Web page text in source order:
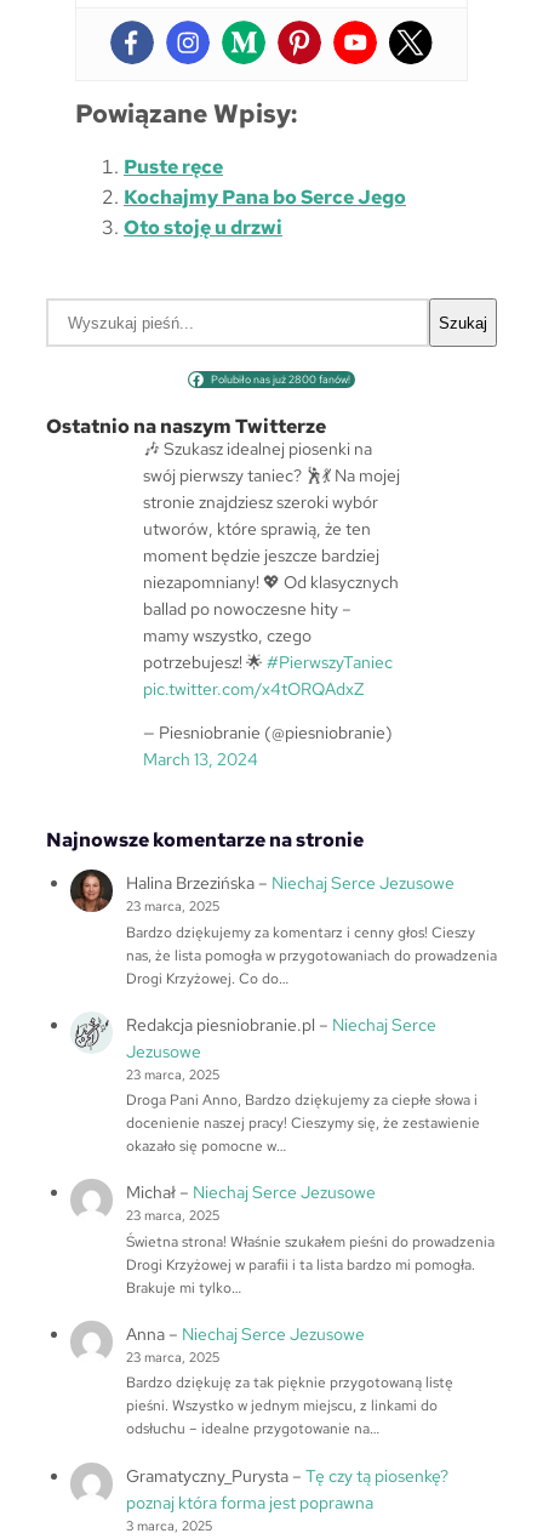
Powiązane Wpisy:
Puste ręce
Kochajmy Pana bo Serce Jego
Oto stoję u drzwi
a
Szukaj
Polubiło nas już 2800 fanów!
Ostatnio na naszym Twitterze
🎶 Szukasz idealnej piosenki na
swój pierwszy taniec? 🕺💃 Na mojej
stronie znajdziesz szeroki wybór
utworów, które sprawią, że ten
moment będzie jeszcze bardziej
niezapomniany! 💖 Od klasycznych
ballad po nowoczesne hity –
mamy wszystko, czego
potrzebujesz! 🌟 #PierwszyTaniec
pic.twitter.com/x4tORQAdxZ
— Piesniobranie (@piesniobranie)
March 13, 2024
Najnowsze komentarze na stronie
Halina Brzezińska– Niechaj Serce Jezusowe
23 marca, 2025
Bardzo dziękujemy za komentarz i cenny głos! Cieszy
nas, że lista pomogła w przygotowaniach do prowadzenia
Drogi Krzyżowej. Co do…
Redakcja piesniobranie.pl – Niechaj Serce
Jezusowe
23 marca, 2025
Droga Pani Anno, Bardzo dziękujemy za ciepłe słowa i
docenienie naszej pracy! Cieszymy się, że zestawienie
okazało się pomocne w…
Michał– Niechaj Serce Jezusowe
23 marca, 2025
Świetna strona! Właśnie szukałem pieśni do prowadzenia
Drogi Krzyżowej w parafii i ta lista bardzo mi pomogła.
Brakuje mi tylko…
Anna– Niechaj Serce Jezusowe
23 marca, 2025
Bardzo dziękuję za tak pięknie przygotowaną listę
pieśni. Wszystko w jednym miejscu, z linkami do
odsłuchu – idealne przygotowanie na…
Gramatyczny_Purysta– Tę czy tą piosenkę?
poznaj która forma jest poprawna
3 marca, 2025